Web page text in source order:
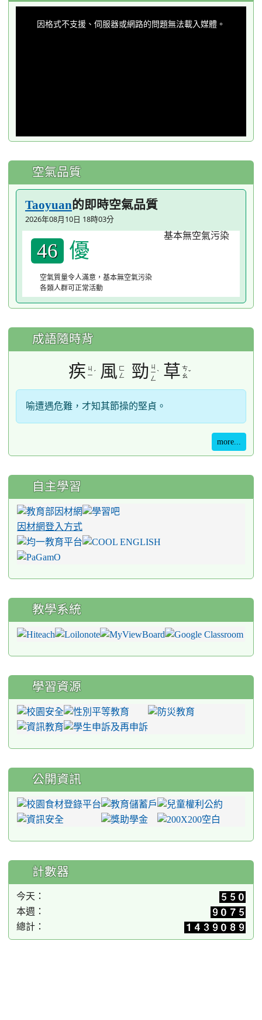
因格式不支援、伺服器或網路的問題無法載入媒體。
空氣品質
Taoyuan的即時空氣品質
2026年08月10日 18時03分
46 優
空氣質量令人滿意，基本無空氣污染
各類人群可正常活動
成語隨時背
疾 ㄐ
ㄧ ˊ 風 ㄈ
ㄥ
勁 ㄐ
ㄧ
ㄥ
ˋ 草 ㄘ
ㄠˇ
喻遭遇危難，才知其節操的堅貞。
more...
自主學習
因材網登入方式
教學系統
學習資源
公開資訊
計數器
今天：
本週：
總計：